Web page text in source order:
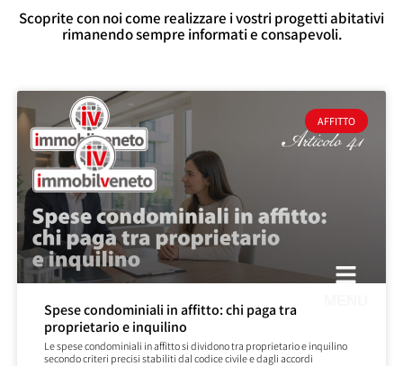
Scoprite con noi come realizzare i vostri progetti abitativi
rimanendo sempre informati e consapevoli.
AFFITTO
Spese condominiali in affitto: chi paga tra
proprietario e inquilino
Le spese condominiali in affitto si dividono tra proprietario e inquilino
secondo criteri precisi stabiliti dal codice civile e dagli accordi